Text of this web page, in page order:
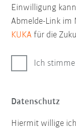
Einwilligung
Abmelde-Link
KUKA für die
Ich stimme
Datenschutz
Hiermit willige